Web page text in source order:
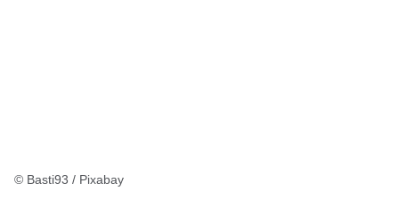
© Basti93 / Pixabay